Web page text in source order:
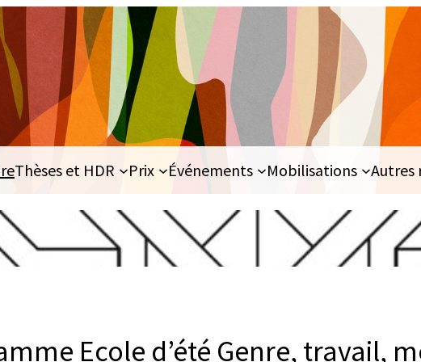
Thèses et HDR Prix Événements Mobilisations Autres
Ecole d’été Genre, travail,